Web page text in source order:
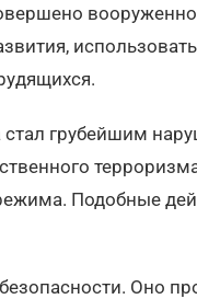
стал грубейшим
Подобные
Оно